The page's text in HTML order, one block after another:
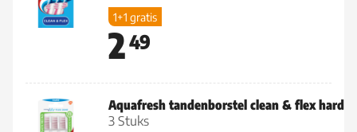
1+1 gratis
249
Aquafresh tandenborstel clean & flex hard
3 Stuks